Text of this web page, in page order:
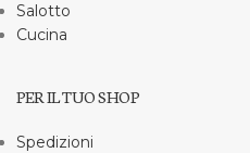
Salotto
Cucina
PER IL TUO SHOP
Spedizioni